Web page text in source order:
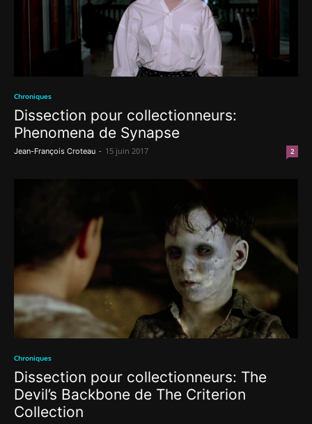
Chroniques
Dissection pour collectionneurs:
Phenomena de Synapse
Jean-François Croteau - 15 juin 2017 2
Chroniques
Dissection pour collectionneurs: The
Devil’s Backbone de The Criterion
Collection